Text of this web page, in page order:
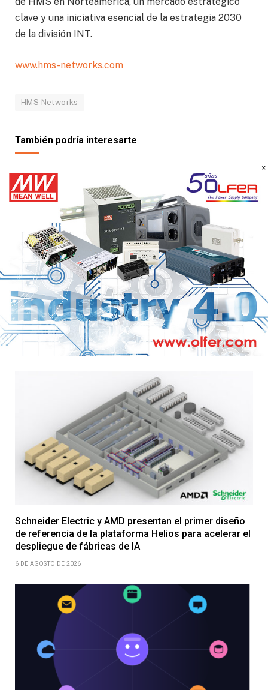
clave y una iniciativa esencial de la estrategia 2030
de la división INT.
www.hms-networks.com
HMS Networks
También podría interesarte
Caso práctico de una planta fotovoltaica del suroste
de China
7 DE AGOSTO DE 2026
Schneider Electric y AMD presentan el primer diseño
de referencia de la plataforma Helios para acelerar el
despliegue de fábricas de IA
6 DE AGOSTO DE 2026
×